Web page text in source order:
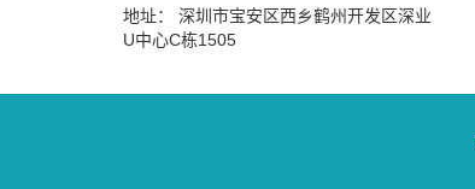
地址： 深圳市宝安区西乡鹤州开发区深业
U中心C栋1505